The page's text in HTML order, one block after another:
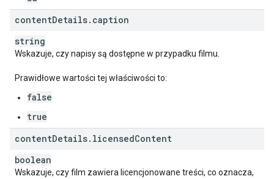
contentDetails. caption
string
Wskazuje, czy napisy są dostępne w przypadku filmu.
Prawidłowe wartości tej właściwości to:
false
true
contentDetails. licensedContent
boolean
Wskazuje, czy film zawiera licencjonowane treści, co oznacza,